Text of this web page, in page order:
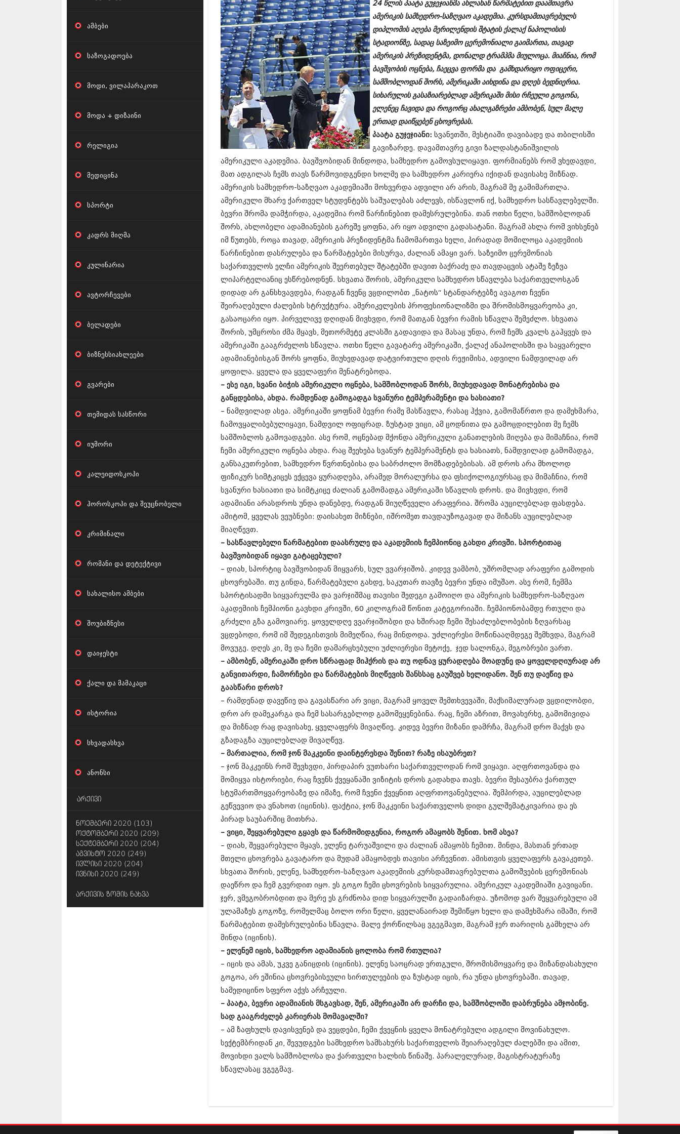
სექტემბერი 2017 (261)
აგვისტო 2017 (212)
ივლისი 2017 (233)
მაისი 2017 (216)
აპრილი 2017 (220)
მარტი 2017 (212)
თებერვალი 2017 (205)
იანვარი 2017 (246)
დეკემბერი 2016 (207)
ნოემბერი 2016 (207)
ოქტომბერი 2016 (257)
სექტემბერი 2016 (224)
აგვისტო 2016 (258)
ივლისი 2016 (211)
ივნისი 2016 (221)
აპრილი 2016 (215)
მარტი 2016 (200)
თებერვალი 2016 (250)
იანვარი 2016 (206)
დეკემბერი 2015 (207)
ნოემბერი 2015 (264)
ოქტომბერი 2015 (204)
სექტემბერი 2015 (215)
აგვისტო 2015 (286)
ივლისი 2015 (173)
ივნისი 2015 (261)
მაისი 2015 (194)
მარტი 2015 (365)
თებერვალი 2015 (286)
იანვარი 2015 (247)
დეკემბერი 2014 (342)
ნოემბერი 2014 (290)
ოქტომბერი 2014 (292)
აგვისტო 2014 (248)
ივლისი 2014 (313)
ივნისი 2014 (366)
მაისი 2014 (313)
აპრილი 2014 (290)
თებერვალი 2014 (318)
იანვარი 2014 (297)
დეკემბერი 2013 (365)
ნოემბერი 2013 (279)
ოქტომბერი 2013 (256)
სექტემბერი 2013 (368)
აგვისტო 2013 (89)
ივლისი 2013 (182)
ივნისი 2013 (212)
აპრილი 2013 (304)
იანვარი 2013 (334)
დეკემბერი 2012 (98)
ნოემბერი 2012 (295)
ოქტომბერი 2012 (350)
სექტემბერი 2012 (264)
აგვისტო 2012 (268)
ივლისი 2012 (322)
ივნისი 2012 (282)
მაისი 2012 (240)
აპრილი 2012 (294)
მარტი 2012 (259)
ნოემბერი 2011 (471)
ოქტომბერი 2011 (754)
სექტემბერი 2011 (407)
ივნისი 2011 (438)
მაისი 2011 (415)
აპრილი 2011 (294)
მარტი 2011 (654)
თებერვალი 2011 (329)
იანვარი 2011 (647)
ნოემბერი 2010 (422)
ოქტომბერი 2010 (341)
სექტემბერი 2010 (449)
აგვისტო 2010 (461)
ივლისი 2010 (556)
ივნისი 2010 (685)
მაისი 2010 (232)
აპრილი 2010 (229)
მარტი 2010 (454)
თებერვალი 2010 (421)
დეკემბერი 2009 (510)
ოქტომბერი 2009 (382)
სექტემბერი 2009 (541)
ივლისი 2009 (118)
თებერვალი 0216 (1)
ოქტომბერი 0215 (1)
აგვისტო 0215 (2)
აგვისტო 0212 (1)
ივნისი 0212 (2)
ამბები
საზოგადოება
მოდი, ვილაპარაკოთ
მოდა + დიზაინი
რელიგია
მედიცინა
სპორტი
კადრს მიღმა
კულინარია
ავტორჩევები
ბელადები
ბიზნესსიახლეები
გვარები
თემიდას სასწორი
იუმორი
კალეიდოსკოპი
ჰოროსკოპი და შეუცნობელი
კრიმინალი
რომანი და დეტექტივი
სახალისო ამბები
შოუბიზნესი
დაიჯესტი
ქალი და მამაკაცი
ისტორია
სხვადასხვა
ანონსი
არქივი
ნოემბერი 2020 (103)
ოქტომბერი 2020 (209)
სექტემბერი 2020 (204)
აგვისტო 2020 (249)
ივლისი 2020 (204)
ივნისი 2020 (249)
არქივის ზომის ნახვა
კანდელაკი
24 წლის პაატა გუჯეჯიანმა ახლახან წარმატებით დაამთავრა
ამერიკის სამხედრო-საზღვაო აკადემია. კურსდამთავრებულს
დიპლომის აღება მერილენდის შტატის ქალაქ ნაპოლისის
სტადიონზე, სადაც საზეიმო ცერემონიალი გაიმართა, თავად
ამერიკის პრეზიდენტმა, დონალდ ტრამპმა მიულოცა. მიაჩნია, რომ
ბავშვობის ოცნება, ჩაეცვა ფორმა და გამხდარიყო ოფიცერი,
სამშობლოდან შორს, ამერიკაში აიხდინა და დღეს ბედნიერია.
სიხარულის გასაზიარებლად ამერიკაში მისი რჩეული გოგონა,
ელენეც ჩავიდა და როგორც ახალგაზრები ამბობენ, სულ მალე
ერთად დაიწყებენ ცხოვრებას.
პაატა გუჯეჯიანი: სვანეთში, მესტიაში დავიბადე და თბილისში
გავიზარდე. დავამთავრე გივი ზალდასტანიშვილის
ამერიკული აკადემია. ბავშვობიდან მინდოდა, სამხედრო გამოვსულიყავი. ფორმიანებს რომ ვხედავდი,
მათ ადგილას ჩემს თავს წარმოვიდგენდი ხოლმე და სამხედრო კარიერა იქიდან დავისახე მიზნად.
ამერიკის სამხედრო-საზღვაო აკადემიაში მოხვერდა ადვილი არ არის, მაგრამ მე გამიმართლა.
ამერიკული მხარე ქართველ სტუდენტებს საშუალებას აძლევს, ისწავლონ იქ, სამხედრო სასწავლებელში.
ბევრი შრომა დამჭირდა, აკადემია რომ წარჩინებით დამესრულებინა. თან ოთხი წელი, სამშობლოდან
შორს, ახლობელი ადამიანების გარეშე ყოფნა, არ იყო ადვილი გადასატანი. მაგრამ ახლა რომ ვიხსენებ
იმ წუთებს, როცა თავად, ამერიკის პრეზიდენტმა ჩამომართვა ხელი, პირადად მომილოცა აკადემიის
წარჩინებით დასრულება და წარმატებები მისურვა, ძალიან ამაყი ვარ. საზეიმო ცერემონიას
საქართველოს ელჩი ამერიკის შეერთებულ შტატებში დავით ბაქრაძე და თავდაცვის ატაშე ზეზვა
ლიპარტელიანიც ესწრებოდნენ. სხვათა შორის, ამერიკული სამხედრო სწავლება საქართველოსგან
დიდად არ განსხვავდება, რადგან ჩვენც ვცდილობთ „ნატოს“ სტანდარტებზე ავაგოთ ჩვენი
შეირაღებული ძალების სტრუქტურა. ამერიკელების პროფესიონალიზმი და შრომისმოყვარეობა კი,
გასაოცარი იყო. პირველივე დღიდან მივხვდი, რომ მათგან ბევრი რამის სწავლა შემეძლო. სხვათა
შორის, უმცროსი ძმა მყავს, მეთორმეტე კლასში გადავიდა და მასაც უნდა, რომ ჩემს კვალს გაჰყვეს და
ამერიკაში გააგრძელოს სწავლა. ოთხი წელი გავატარე ამერიკაში, ქალაქ ანაპოლისში და საყვარელი
ადამიანებისგან შორს ყოფნა, მიუხედავად დატვირთული დღის რეჟიმისა, ადვილი ნამდვილად არ
ყოფილა. ყველა და ყველაფერი მენატრებოდა.
– ესე იგი, სვანი ბიჭის ამერიკული ოცნება, სამშობლოდან შორს, მიუხედავად მონატრებისა და
განცდებისა, ახდა. რამდენად გამოგადგა სვანური ტემპერამენტი და ხასიათი?
– ნამდვილად ასეა. ამერიკაში ყოფნამ ბევრი რამე მასწავლა, რასაც ჰქვია, გამომაწრთო და დამეხმარა,
ჩამოვყალიბებულიყავი, ნამდვილ ოფიცრად. ზუსტად ვიცი, ამ ცოდნითა და გამოცდილებით მე ჩემს
სამშობლოს გამოვადგები. ასე რომ, ოცნებად მქონდა ამერიკული განათლების მიღება და მიმაჩნია, რომ
ჩემი ამერიკული ოცნება ახდა. რაც შეეხება სვანურ ტემპერამენტს და ხასიათს, ნამდვილად გამომადგა,
განსაკუთრებით, სამხედრო წვრთნებისა და საბრძოლო მომზადებებისას. ამ დროს არა მხოლოდ
ფიზიკურ სიმტკიცეს ექცევა ყურადღება, არამედ მორალურსა და ფსიქოლოგიურსაც და მიმაჩნია, რომ
სვანური ხასიათი და სიმტკიცე ძალიან გამომადგა ამერიკაში სწავლის დროს. და მივხვდი, რომ
ადამიანი არასდროს უნდა დანებდე, რადგან მიუღწეველი არაფერია. შრომა აუცილებლად ფასდება.
ამიტომ, ყველას ვეუბნები: დაისახეთ მიზნები, იშრომეთ თავდაუზოგავად და მიზანს აუცილებლად
მიაღწევთ.
– სასწავლებელი წარმატებით დაასრულე და აკადემიის ჩემპიონიც გახდი კრივში. სპორტითაც
ბავშვობიდან იყავი გატაცებული?
– დიახ, სპორტიც ბავშვობიდან მიყვარს, სულ ვვარჯიშობ. კიდევ ვამბობ, უშრომლად არაფერი გამოდის
ცხოვრებაში. თუ გინდა, წარმატებული გახდე, საკუთარ თავზე ბევრი უნდა იმუშაო. ასე რომ, ჩემმა
სპორტისადმი სიყვარულმა და ვარჯიშმაც თავისი შედეგი გამოიღო და ამერიკის სამხედრო-საზღვაო
აკადემიის ჩემპიონი გავხდი კრივში, 60 კილოგრამ წონით კატეგორიაში. ჩემპიონობამდე რთული და
გრძელი გზა გამოვიარე. ყოველდღე ვვარჯიშობდი და ხშირად ჩემი შესაძლებლობების ზღვარსაც
ვცდებოდი, რომ იმ შედეგისთვის მიმეღწია, რაც მინდოდა. უძლიერესი მოწინააღმდეგე შემხვდა, მაგრამ
მოვუგე. დღეს კი, მე და ჩემი დამარცხებული უძლიერესი მეტოქე, ჯედ სალონგა, მეგობრები ვართ.
– ამბობენ, ამერიკაში დრო სწრაფად მიჰქრის და თუ ოდნავ ყურადღება მოადუნე და ყოველდღიურად არ
განვითარდი, ჩამორჩები და წარმატების მიღწევის შანსსაც გაუშვებ ხელიდანო. შენ თუ დაეწიე და
გაასწარი დროს?
– რამდენად დავეწიე და გავასწარი არ ვიცი, მაგრამ ყოველ შემთხვევაში, მაქსიმალურად ვცდილობდი,
დრო არ დამეკარგა და ჩემ სასარგებლოდ გამომეყენებინა. რაც, ჩემი აზრით, მოვახერხე, გამომივიდა
და მიზნად რაც დავისახე, ყველაფერს მივაღწიე. კიდევ ბევრი მიზანი დამრჩა, მაგრამ დრო მაქვს და
გზადაგზა აუცილებლად მივაღწევ.
– მართალია, რომ ჯონ მაკკეინი დაინტერესდა შენით? რაზე ისაუბრეთ?
– ჯონ მაკკეინს რომ შევხვდი, პირდაპირ ვუთხარი საქართველოდან რომ ვიყავი. აღფრთოვანდა და
მომიყვა ისტორიები, რაც ჩვენს ქვეყანაში ვიზიტის დროს გადახდა თავს. ბევრი მესაუბრა ქართულ
სტუმართმოყვარეობაზე და იმაზე, რომ ჩვენი ქვეყნით აღფრთოვანებულია. შემპირდა, აუცილებლად
გეწვევიო და ვნახოთ (იცინის). ფაქტია, ჯონ მაკკეინი საქართველოს დიდი გულშემატკივარია და ეს
პირად საუბარშიც მითხრა.
– ვიცი, შეყვარებული გყავს და წარმომიდგენია, როგორ ამაყობს შენით. ხომ ასეა?
– დიახ, შეყვარებული მყავს, ელენე ტარუაშვილი და ძალიან ამაყობს ჩემით. მინდა, მასთან ერთად
მთელი ცხოვრება გავატარო და მუდამ ამაყობდეს თავისი არჩევნით. ამისთვის ყველაფერს გავაკეთებ.
სხვათა შორის, ელენე, სამხედრო-საზღვაო აკადემიის კურსდამთავრებულთა გამოშვების ცერემონიას
დაეწრო და ჩემ გვერდით იყო. ეს გოგო ჩემი ცხოვრების სიყვარულია. ამერიკულ აკადემიაში გავიცანი.
ჯერ, ვმეგობრობდით და მერე ეს გრძნობა დიდ სიყვარულში გადაიზარდა. უზომოდ ვარ შეყვარებული ამ
ულამაზეს გოგოზე, რომელმაც ბოლო ორი წელი, ყველანაირად შემიწყო ხელი და დამეხმარა იმაში, რომ
წარმატებით დამესრულებინა სწავლა. მალე ქორწილსაც ვგეგმავთ, მაგრამ ჯერ თარიღის გამხელა არ
მინდა (იცინის).
– ელენემ იცის, სამხედრო ადამიანის ცოლობა რომ რთულია?
– იცის და ამას, უკვე განიცდის (იცინის). ელენე საოცრად ერთგული, შრომისმოყვარე და მიზანდასახული
გოგოა, არ ეშინია ცხოვრებისეული სირთულეების და ზუსტად იცის, რა უნდა ცხოვრებაში. თავად,
სამედიცინო სფერო აქვს არჩეული.
– პაატა, ბევრი ადამიანის მსგავსად, შენ, ამერიკაში არ დარჩი და, სამშობლოში დაბრუნება ამჯობინე.
სად გააგრძელებ კარიერას მომავალში?
– ამ ზაფხულს დავისვენებ და ვეცდები, ჩემი ქვეყნის ყველა მონატრებული ადგილი მოვინახულო.
სექტემბრიდან კი, შევუდგები სამხედრო სამსახურს საქართველოს შეიარაღებულ ძალებში და ამით,
მოვიხდი ვალს სამშობლოსა და ქართველი ხალხის წინაშე. პარალელურად, მაგისტრატურაზე
სწავლასაც ვგეგმავ.